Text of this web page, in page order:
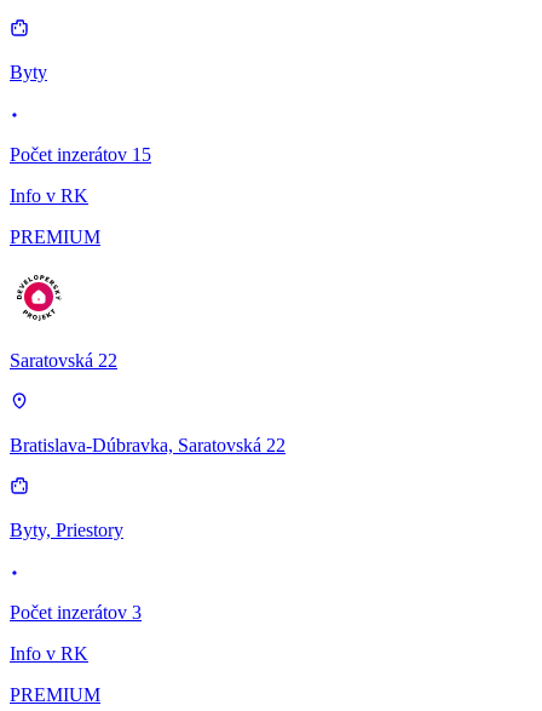
Byty
Počet inzerátov 15
Info v RK
PREMIUM
Saratovská 22
Bratislava-Dúbravka, Saratovská 22
Byty, Priestory
Počet inzerátov 3
Info v RK
PREMIUM